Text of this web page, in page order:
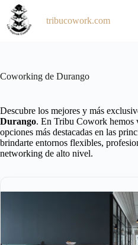
Saltar
contenido
tribucowork.com
Coworking de Durango
Descubre los mejores y más
Durango. En Tribu Cowork hemos
opciones más destacadas en las
brindarte entornos flexibles,
networking de alto nivel.